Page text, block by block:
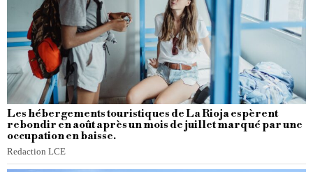
Les hébergements touristiques de La Rioja espèrent
rebondir en août après un mois de juillet marqué par une
occupation en baisse.
Redaction LCE